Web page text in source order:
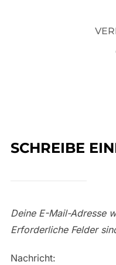
SCHREIBE
Deine E-Mail-Adresse
Erforderliche Felder
Nachricht: